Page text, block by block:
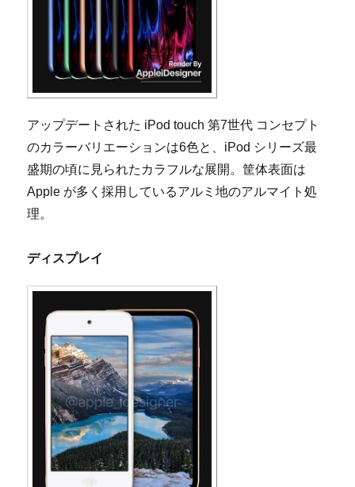
アップデートされた iPod touch 第7世代 コンセプト
のカラーバリエーションは6色と、iPod シリーズ最
盛期の頃に見られたカラフルな展開。筐体表面は
Apple が多く採用しているアルミ地のアルマイト処
理。
ディスプレイ